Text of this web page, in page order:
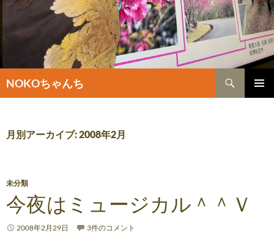
NOKOちゃんち
索
ン
キ
プ
月別アーカイブ: 2008年2月
未分類
今夜はミュージカル＾＾Ｖ
2008年2月29日 3件のコメント